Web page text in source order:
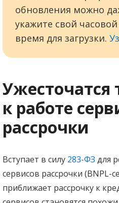
обновления можно
укажите свой
время для загрузки.
Ужесточатся
к работе
рассрочки
Вступает в силу 283-ФЗ для
сервисов рассрочки (BNPL-
приближает рассрочку к